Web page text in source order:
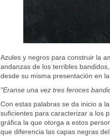
Azules y negros para construir la
andanzas de los terribles
desde su misma presentación en
"Eranse una vez tres feroces
Con estas palabras se da inicio a
suficientes para caracterizar a los
gráfica la que otorga a estos
que diferencia las capas negras